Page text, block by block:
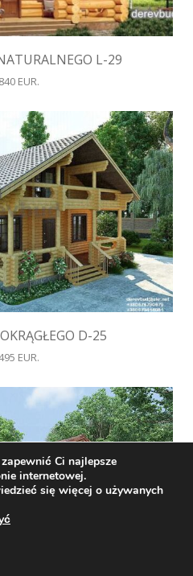
L-29
EUR.
D-25
EUR.
Ci najlepsze
internetowej.
się więcej o używanych